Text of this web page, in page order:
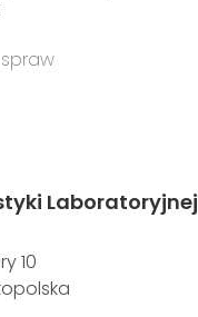
Laboratoryjnej
10